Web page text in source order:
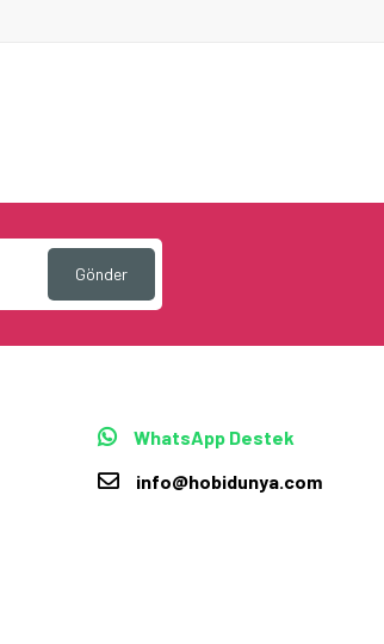
Gönder
WhatsApp Destek
info@hobidunya.com